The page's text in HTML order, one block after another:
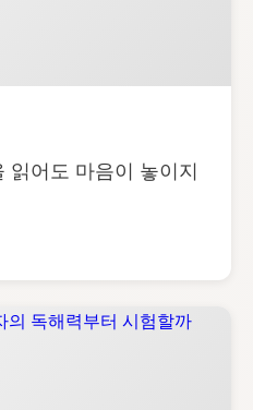
어도 마음이 놓이지